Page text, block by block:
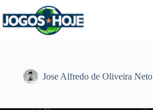
para
o
Jose Alfredo de Oliveira Neto